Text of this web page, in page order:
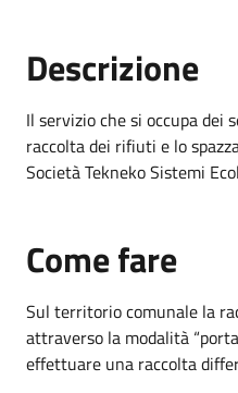
Descrizione
Il servizio che si occupa dei
raccolta dei rifiuti e lo
Società Tekneko Sistemi
Come fare
Sul territorio comunale la
attraverso la modalità
effettuare una raccolta